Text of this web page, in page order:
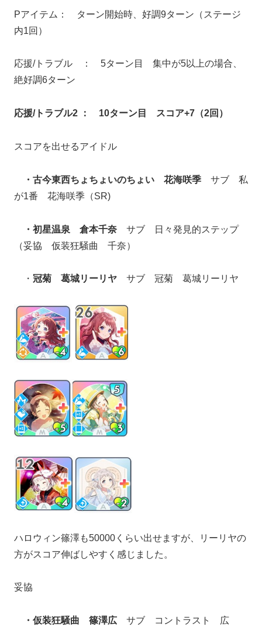
Pアイテム： ターン開始時、好調9ターン（ステージ
内1回）
応援/トラブル ： 5ターン目 集中が5以上の場合、
絶好調6ターン
応援/トラブル2 ： 10ターン目 スコア+7（2回）
スコアを出せるアイドル
・古今東西ちょちょいのちょい 花海咲季 サブ 私
が1番 花海咲季（SR)
・初星温泉 倉本千奈 サブ 日々発見的ステップ
（妥協 仮装狂騒曲 千奈）
・ 冠菊 葛城リーリヤ サブ 冠菊 葛城リーリヤ
ハロウィン篠澤も50000くらい出せますが、リーリヤの
方がスコア伸ばしやすく感じました。
妥協
・仮装狂騒曲 篠澤広 サブ コントラスト 広